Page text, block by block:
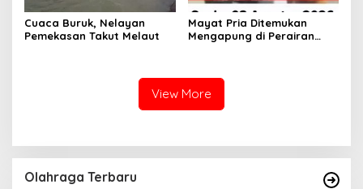
Cuaca Buruk, Nelayan
Pemekasan Takut Melaut
Mayat Pria Ditemukan
Mengapung di Perairan
View More
Olahraga Terbaru